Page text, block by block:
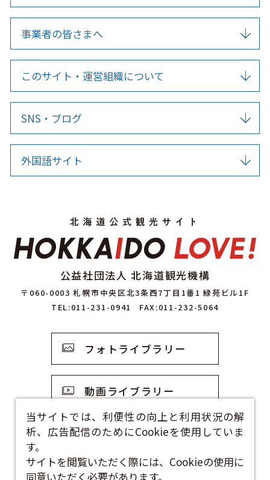
事業者の皆さまへ
このサイト・運営組織について
SNS・ブログ
外国語サイト
公益社団法人 北海道観光機構
〒060-0003 札幌市中央区北3条西7丁目1番1 緑苑ビル1F
TEL:011-231-0941
FAX:011-232-5064
フォトライブラリー
動画ライブラリー
観光資料
お問い合わせフォーム
当サイトでは、利便性の向上と利用状況の解
析、広告配信のためにCookieを使用していま
す。
サイトを閲覧いただく際には、Cookieの使用に
同意いただく必要があります。